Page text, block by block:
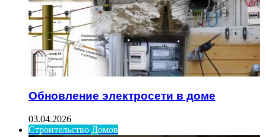
Обновление электросети в доме
03.04.2026
Строительство Домов